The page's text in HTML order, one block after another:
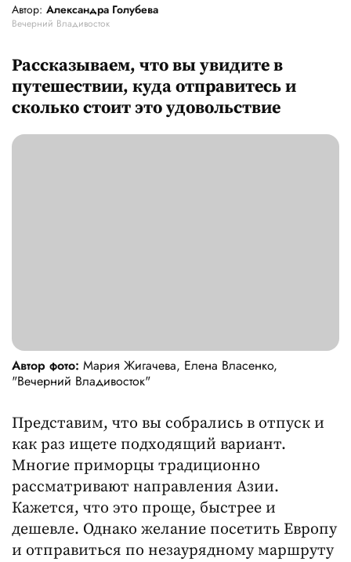
Автор: Александра Голубева
Вечерний Владивосток
Рассказываем, что вы увидите в
путешествии, куда отправитесь и
сколько стоит это удовольствие
Автор фото: Мария Жигачева, Елена Власенко,
"Вечерний Владивосток"
Представим, что вы собрались в отпуск и
как раз ищете подходящий вариант.
Многие приморцы традиционно
рассматривают направления Азии.
Кажется, что это проще, быстрее и
дешевле. Однако желание посетить Европу
и отправиться по незаурядному маршруту